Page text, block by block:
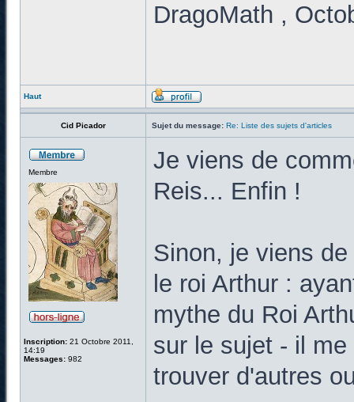
DragoMath ,
Haut
Cid Picador Sujet du message: Re: Liste des sujets d'articles
Membre
Inscription: 21 Octobre 2011,
14:19
Messages: 982
Je viens de
Reis... Enfin !
Sinon, je viens
le roi Arthur :
mythe du Roi
sur le sujet - il
trouver d'autres